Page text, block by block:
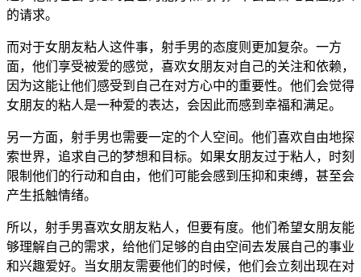
的请求。
而对于女朋友粘人这件事，射手男的态度则更加复杂。一方
面，他们享受被爱的感觉，喜欢女朋友对自己的关注和依赖，
因为这能让他们感受到自己在对方心中的重要性。他们会觉得
女朋友的粘人是一种爱的表达，会因此而感到幸福和满足。
另一方面，射手男也需要一定的个人空间。他们喜欢自由地探
索世界，追求自己的梦想和目标。如果女朋友过于粘人，时刻
限制他们的行动和自由，他们可能会感到压抑和束缚，甚至会
产生抵触情绪。
所以，射手男喜欢女朋友粘人，但要有度。他们希望女朋友能
够理解自己的需求，给他们足够的自由空间去发展自己的事业
和兴趣爱好。当女朋友需要他们的时候，他们会立刻出现在对